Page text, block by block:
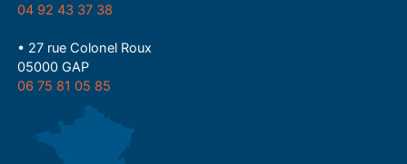
04 92 43 37 38
• 27 rue Colonel Roux
05000 GAP
06 75 81 05 85